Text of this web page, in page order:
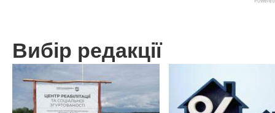
Вибір редакції